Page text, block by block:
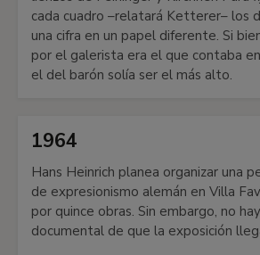
cada cuadro –relatará Ketterer– los
una cifra en un papel diferente. Si
por el galerista era el que contaba
el del barón solía ser el más alto.
1964
Hans Heinrich planea organizar una
de expresionismo alemán en Villa
por quince obras. Sin embargo, no
documental de que la exposición